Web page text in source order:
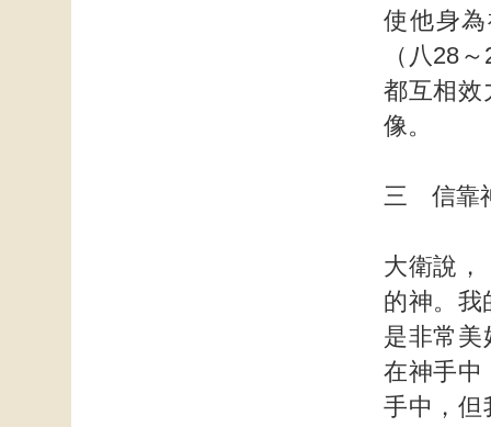
使他身
（八28
都互相效
像。
三 信靠
大衛說，
的神。我
是非常美
在神手中
手中，但